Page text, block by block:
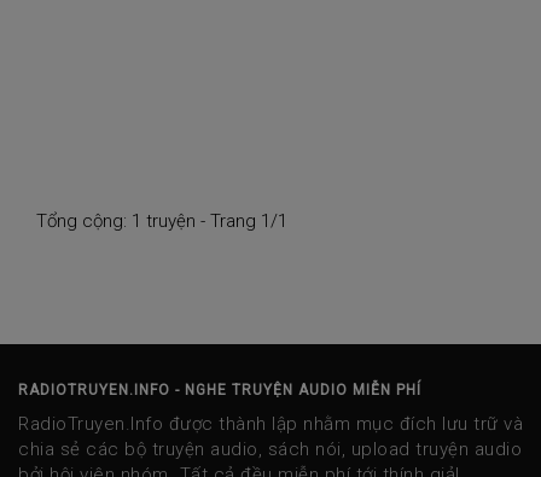
Tổng cộng: 1 truyện - Trang 1/1
RADIOTRUYEN.INFO - NGHE TRUYỆN AUDIO MIỄN PHÍ
RadioTruyen.Info được thành lập nhằm mục đích lưu trữ và
chia sẻ các bộ truyện audio, sách nói, upload truyện audio